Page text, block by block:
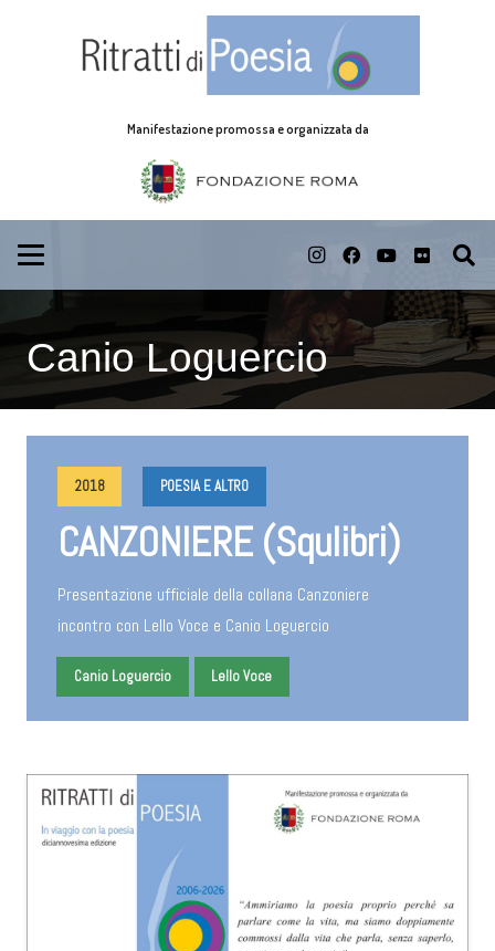
Manifestazione promossa e organizzata da
Canio Loguercio
2018 POESIA E ALTRO
CANZONIERE (Squlibri)
Presentazione ufficiale della collana Canzoniere
incontro con Lello Voce e Canio Loguercio
Canio Loguercio Lello Voce